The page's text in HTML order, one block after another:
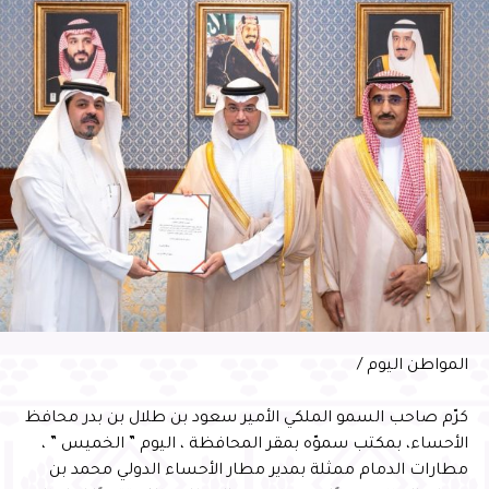
مساندة الجمعية لمرضى السرطان، وتقديم كافة الخدمات لهم،
ونشر ثقافة الوعي لكافة أفراد المجتمع، محققةً بذلك نجاحات
غير مسبوقة في مستوى الخدمات والمبادرات على المستوى
المجتمعي والمحلي.من جهته، ذكر المدير التنفيذي للجمعية
الدكتور فؤاد الجغيمان، أبرز نتائج مبادرات وخدمات الجمعية لعام
2023م.إلى ذلك، ركز الملتقى على إظهار هويته المنطلقة من
شعار (ومن أحياها) في إطار مؤسسي يرتكز على دور العمل
الإنساني والخيري؛ لتحقيق مبدأ التضامن المجتمعي في علاج
مرضى السرطان غير السعوديين والمقيمين في الأحساء. وخلال
الحفل، تم عرض مرئي بعنوان (ويبقى الأمل) لقصة طفلة تحمل
رسالتها تفاصيل المعاناة بمرض السرطان، لتواجهه بعزيمة
وإصرار وقوة وانتصار، كما تناول الحفل أبرز التجارب والقصص
لبعض المتعافين من أبطال تفاؤل، الذين فسحت لهم الحياة مكاناً
التعافي والشفاء، بعد أن منّ الله عليهم بالالتحاق بالجمعية
أحياها) ليكون رسالة أهل الخير الموصولة من السماء بالعطاء
لعباد الله في الأرض، حيث يعلو صوت الرسالة الإنسانية لكلِّ من
ساهم في علاج المرضى وكان سبباً في رفع المعاناة عنهم
المواطن اليوم /
كرّم صاحب السمو الملكي الأمير سعود بن طلال بن بدر محافظ
الأحساء، بمكتب سموّه بمقر المحافظة ، اليوم ” الخميس ” ،
مطارات الدمام ممثلة بمدير مطار الأحساء الدولي محمد بن